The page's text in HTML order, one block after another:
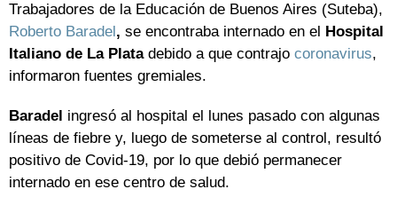
Trabajadores de la Educación de Buenos Aires (Suteba),
Roberto Baradel, se encontraba internado en el Hospital
Italiano de La Platadebido a que contrajo coronavirus,
informaron fuentes gremiales.
Baradel ingresó al hospital el lunes pasado con algunas
líneas de fiebre y, luego de someterse al control, resultó
positivo de Covid-19, por lo que debió permanecer
internado en ese centro de salud.